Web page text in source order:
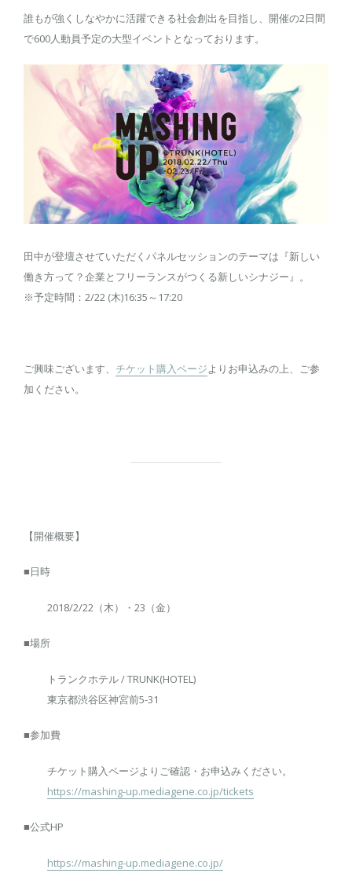
誰もが強くしなやかに活躍できる社会創出を目指し、開催の2日間
で600人動員予定の大型イベントとなっております。
田中が登壇させていただくパネルセッションのテーマは『新しい
働き方って？企業とフリーランスがつくる新しいシナジー』。
※予定時間：2/22 (木)16:35～17:20
ご興味ございます、 チケット購入ページよりお申込みの上、ご参
加ください。
【開催概要】
■日時
2018/2/22（木）・23（金）
■場所
トランクホテル / TRUNK(HOTEL)
東京都渋谷区神宮前5-31
■参加費
チケット購入ページよりご確認・お申込みください。
https://mashing-up.mediagene.co.jp/tickets
■公式HP
https://mashing-up.mediagene.co.jp/